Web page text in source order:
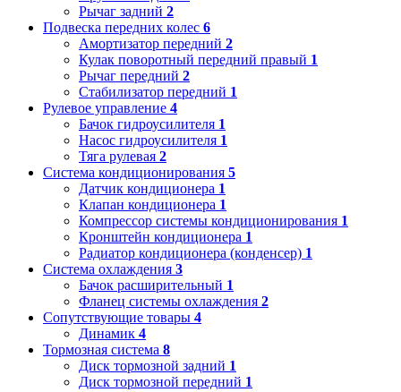
Рычаг задний 2
Подвеска передних колес 6
Амортизатор передний 2
Кулак поворотный передний правый 1
Рычаг передний 2
Стабилизатор передний 1
Рулевое управление 4
Бачок гидроусилителя 1
Насос гидроусилителя 1
Тяга рулевая 2
Система кондиционирования 5
Датчик кондиционера 1
Клапан кондиционера 1
Компрессор системы кондиционирования 1
Кронштейн кондиционера 1
Радиатор кондиционера (конденсер) 1
Система охлаждения 3
Бачок расширительный 1
Фланец системы охлаждения 2
Сопутствующие товары 4
Динамик 4
Тормозная система 8
Диск тормозной задний 1
Диск тормозной передний 1